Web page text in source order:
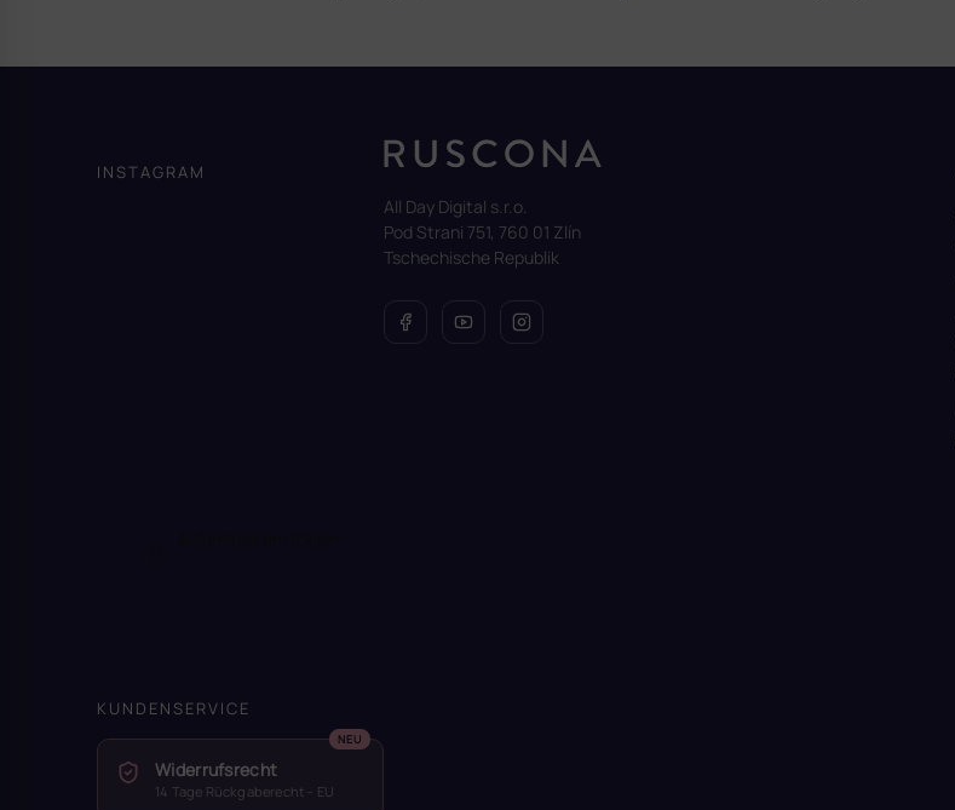
e
INSTAGRAM
All Day Digital s.r.o.
Pod Strani 751, 760 01 Zlín
Tschechische Republik
KUNDENSERVICE
Widerrufsrecht
14 Tage Rückgaberecht – EU